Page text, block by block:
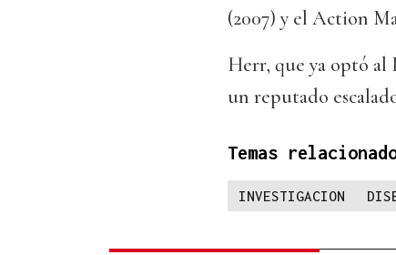
(2007) y el Action
Herr, que ya optó al
un reputado
Temas
INVESTIGACION